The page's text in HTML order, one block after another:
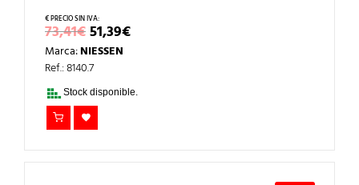
73,41€EL
PRECIO
ORIGINAL
ERA:
73,41€.
51,39€EL
PRECIO
Marca:NIESSEN
Ref.: 8140.7
Stock disponible.